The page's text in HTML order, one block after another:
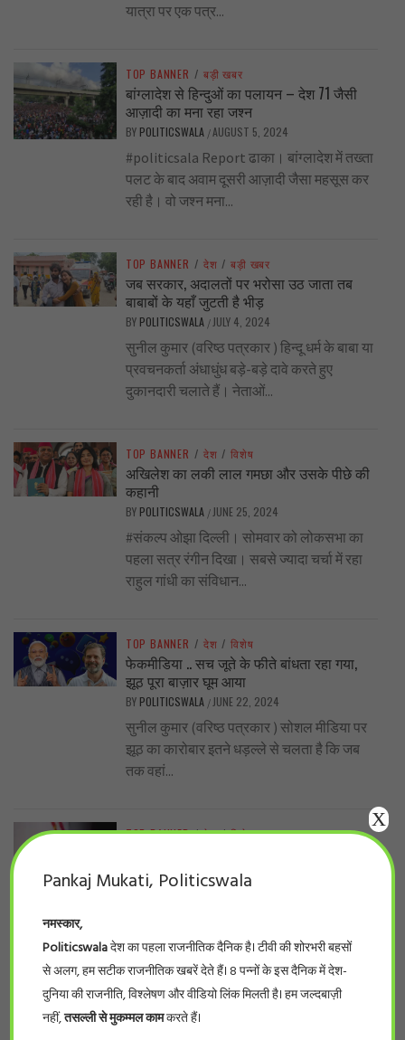
यात्रा पर एक पत्र...
TOP BANNER / बड़ी खबर
बांग्लादेश से हिन्दुओं का पलायन – देश 71 जैसी
आज़ादी का मना रहा जश्न
BY POLITICSWALA /AUGUST 5, 2024
#politicsala Report ढाका। बांग्लादेश में तख्ता
पलट के बाद अवाम दूसरी आज़ादी जैसा महसूस कर
रही है। वो जश्न मना...
TOP BANNER / देश / बड़ी खबर
जब सरकार, अदालतों पर भरोसा उठ जाता तब
बाबाबों के यहाँ जुटती है भीड़
BY POLITICSWALA / JULY 4, 2024
सुनील कुमार (वरिष्ठ पत्रकार ) हिन्दू धर्म के बाबा या
प्रवचनकर्ता अंधाधुंध बड़े-बड़े दावे करते हुए
दुकानदारी चलाते हैं। नेताओं...
TOP BANNER / देश / विशेष
अखिलेश का लकी लाल गमछा और उसके पीछे की
कहानी
BY POLITICSWALA / JUNE 25, 2024
#संकल्प ओझा दिल्ली। सोमवार को लोकसभा का
पहला सत्र रंगीन दिखा। सबसे ज्यादा चर्चा में रहा
राहुल गांधी का संविधान...
TOP BANNER / देश / विशेष
फेकमीडिया .. सच जूते के फीते बांधता रहा गया,
झूठ पूरा बाज़ार घूम आया
BY POLITICSWALA / JUNE 22, 2024
सुनील कुमार (वरिष्ठ पत्रकार ) सोशल मीडिया पर
झूठ का कारोबार इतने धड़ल्ले से चलता है कि जब
तक वहां...
TOP BANNER / देश / विशेष
POLITICSWALA / JUNE 1, 2024
TOP BANNER प्रदेश बड़ी खबर
नर्सिंग घोटाला… प्रदेश के 66 फर्जी नर्सिंग कॉलेजों
की सूची देखिये
Pankaj Mukati, Politicswala
नमस्कार,
Politicswalaदेश का पहला राजनीतिक दैनिक है। टीवी की शोरभरी बहसों
से अलग, हम सटीक राजनीतिक खबरें देते हैं। 8 पन्नों के इस दैनिक में देश-
दुनिया की राजनीति, विश्लेषण और वीडियो लिंक मिलती है। हम जल्दबाज़ी
नहीं,तसल्ली से मुकम्मल कामकरते हैं।
X